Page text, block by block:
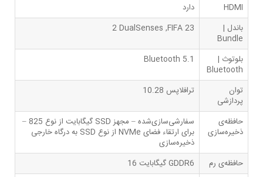
HDMI
دارد
باندل |
‌Bundle
2 DualSenses ,FIFA 23
بلوتوث |
Bluetooth
Bluetooth 5.1
توان
پردازشی
10.28 ترافلاپس
حافظه‌ی
ذخیره‌سازی
– 825 گیگابایت از نوع SSD سفارشی‌سازی‌شده – مجهز
به درگاه خارجی SSD از نوع NVMe برای ارتقاء فضای
ذخیره‌سازی
حافظه‌ی رم
16 گیگابایت GDDR6